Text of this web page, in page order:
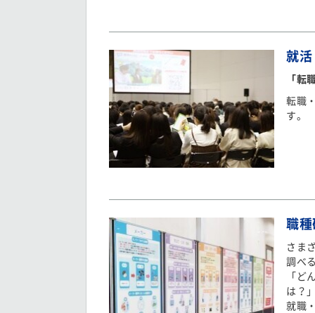
就
「
転職
す。
職
さま
調べ
「
は？
就職